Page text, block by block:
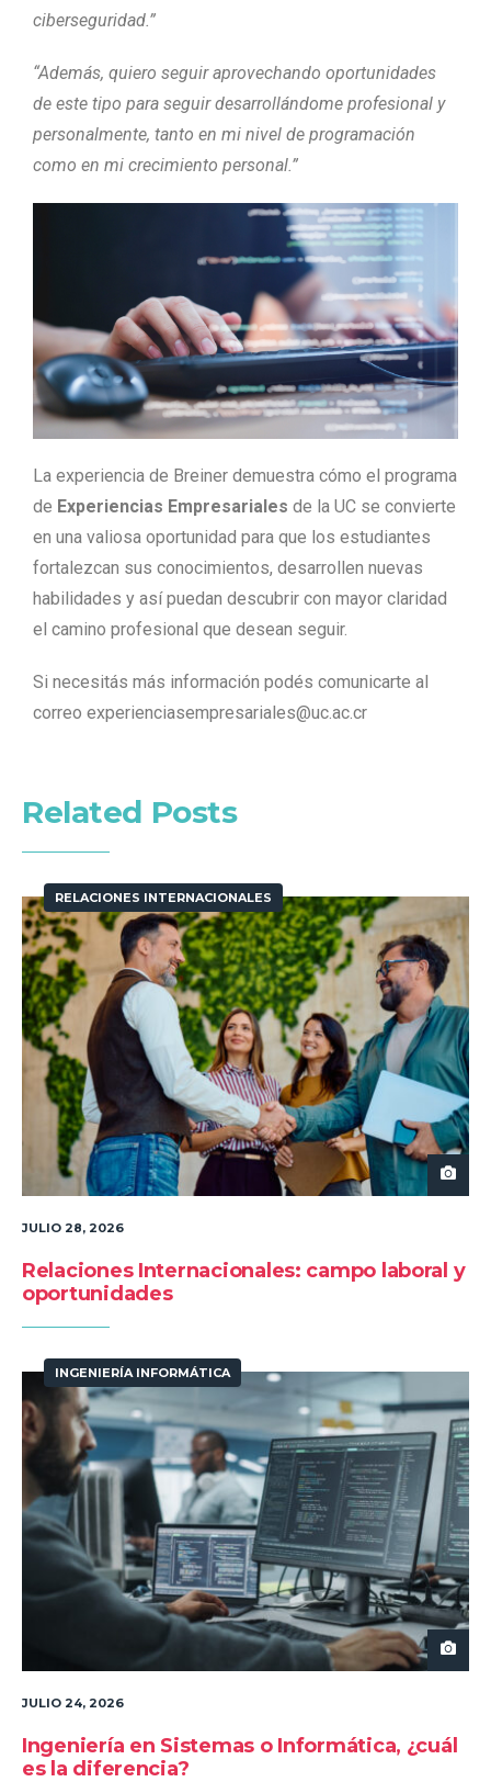
ciberseguridad.”
“Además, quiero seguir aprovechando oportunidades
de este tipo para seguir desarrollándome profesional y
personalmente, tanto en mi nivel de programación
como en mi crecimiento personal.”
La experiencia de Breiner demuestra cómo el programa
de Experiencias Empresariales de la UC se convierte
en una valiosa oportunidad para que los estudiantes
fortalezcan sus conocimientos, desarrollen nuevas
habilidades y así puedan descubrir con mayor claridad
el camino profesional que desean seguir.
Si necesitás más información podés comunicarte al
correo experienciasempresariales@uc.ac.cr
Related Posts
RELACIONES INTERNACIONALES
JULIO 28, 2026
Relaciones Internacionales: campo laboral y
oportunidades
INGENIERÍA INFORMÁTICA
JULIO 24, 2026
Ingeniería en Sistemas o Informática, ¿cuál
es la diferencia?